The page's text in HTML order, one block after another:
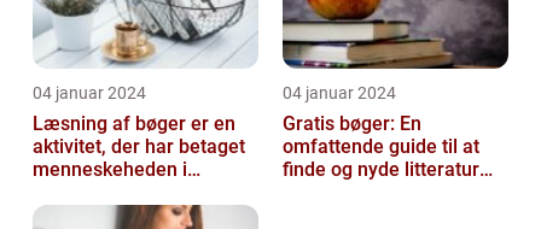
04 januar 2024
Læsning af bøger er en
aktivitet, der har betaget
menneskeheden i
04 januar 2024
Gratis bøger: En
omfattende guide til at
finde og nyde litteratur